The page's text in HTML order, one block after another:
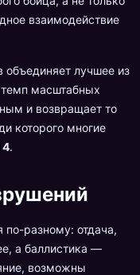
взаимодействие
объединяет лучшее из
масштабных
и возвращает то
которого многие
4.
разному: отдача,
а баллистика —
возможны